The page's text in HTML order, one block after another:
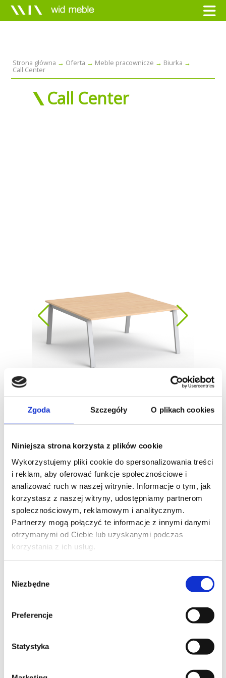
Zgoda Szczegóły O plikach cookies
Niniejsza strona korzysta z plików cookie
Wykorzystujemy pliki cookie do spersonalizowania treści
i reklam, aby oferować funkcje społecznościowe i
analizować ruch w naszej witrynie. Informacje o tym, jak
korzystasz z naszej witryny, udostępniamy partnerom
społecznościowym, reklamowym i analitycznym.
Partnerzy mogą połączyć te informacje z innymi danymi
otrzymanymi od Ciebie lub uzyskanymi podczas
korzystania z ich usług.
zgody
Niezbędne
Preferencje
Statystyka
Strona główna Oferta Meble pracownicze Biurka
Call Center
Call Center
call center wymaga zastosowania wielu